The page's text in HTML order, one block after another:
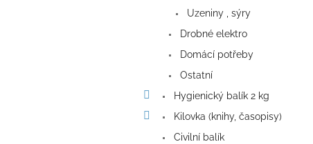
Uzeniny , sýry
Drobné elektro
Domácí potřeby
Ostatní
Hygienický balík 2 kg
Kilovka (knihy, časopisy)
Civilní balík